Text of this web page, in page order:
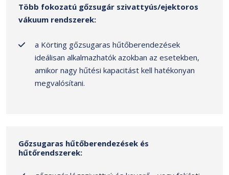
Több fokozatú gőzsugár szivattyús/ejektoros
vákuum rendszerek:
a Körting gőzsugaras hűtőberendezések
ideálisan alkalmazhatók azokban az esetekben,
amikor nagy hűtési kapacitást kell hatékonyan
megvalósítani.
Gőzsugaras hűtőberendezések és
hűtőrendszerek: